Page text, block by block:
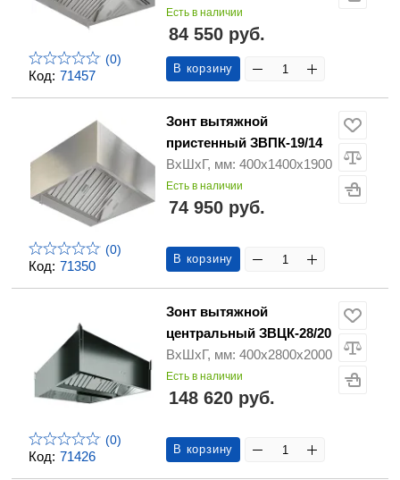
Код: 71457
(0)
Есть в наличии
84 550 руб.
В корзину
Код: 71350
(0)
Зонт вытяжной
пристенный ЗВПК-19/14
ВхШхГ, мм: 400х1400х1900
Есть в наличии
74 950 руб.
В корзину
Код: 71426
(0)
Зонт вытяжной
центральный ЗВЦК-28/20
ВхШхГ, мм: 400х2800х2000
Есть в наличии
148 620 руб.
В корзину